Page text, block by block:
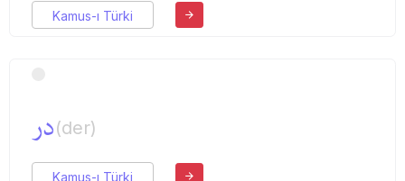
Kamus-ı Türki
در(der)
Kamus-ı Türki